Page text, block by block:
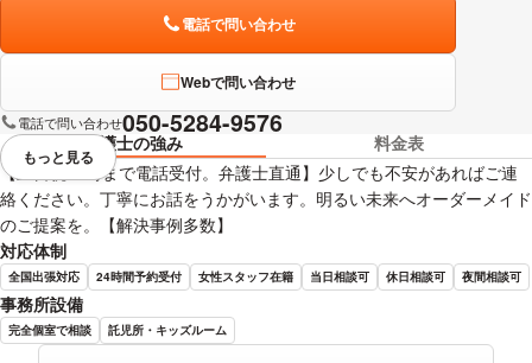
電話で問い合わせ
Webで問い合わせ
電話で問い合わせ050-5284-9576
弁護士の強み
料金表
【土日祝21時まで電話受付。弁護士直通】少しでも不安があればご連
絡ください。丁寧にお話をうかがいます。明るい未来へオーダーメイド
のご提案を。【解決事例多数】
対応体制
全国出張対応 24時間予約受付 女性スタッフ在籍 当日相談可 休日相談可 夜間相談可
事務所設備
完全個室で相談 託児所・キッズルーム
視覚的に省略されている要素を
もっと見る